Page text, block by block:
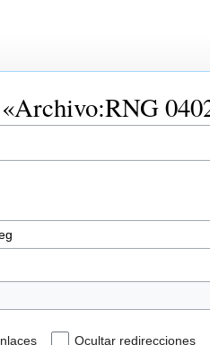
Ocultar redirecciones